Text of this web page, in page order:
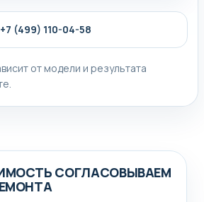
+7 (499) 110-04-58
от модели и результата
СОГЛАСОВЫВАЕМ